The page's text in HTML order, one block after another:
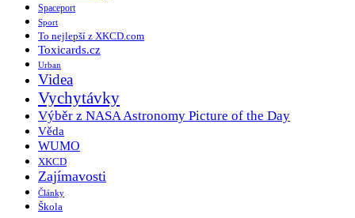
Spaceport
Sport
To nejlepší z XKCD.com
Toxicards.cz
Urban
Videa
Vychytávky
Výběr z NASA Astronomy Picture of the Day
Věda
WUMO
XKCD
Zajímavosti
Články
Škola